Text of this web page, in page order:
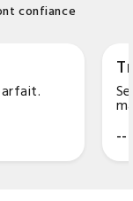
confiance
--